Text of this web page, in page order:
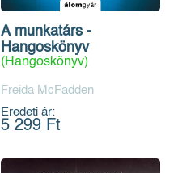
A munkatárs -
Hangoskönyv
(Hangoskönyv)
Freida McFadden
Eredeti ár:
5 299 Ft